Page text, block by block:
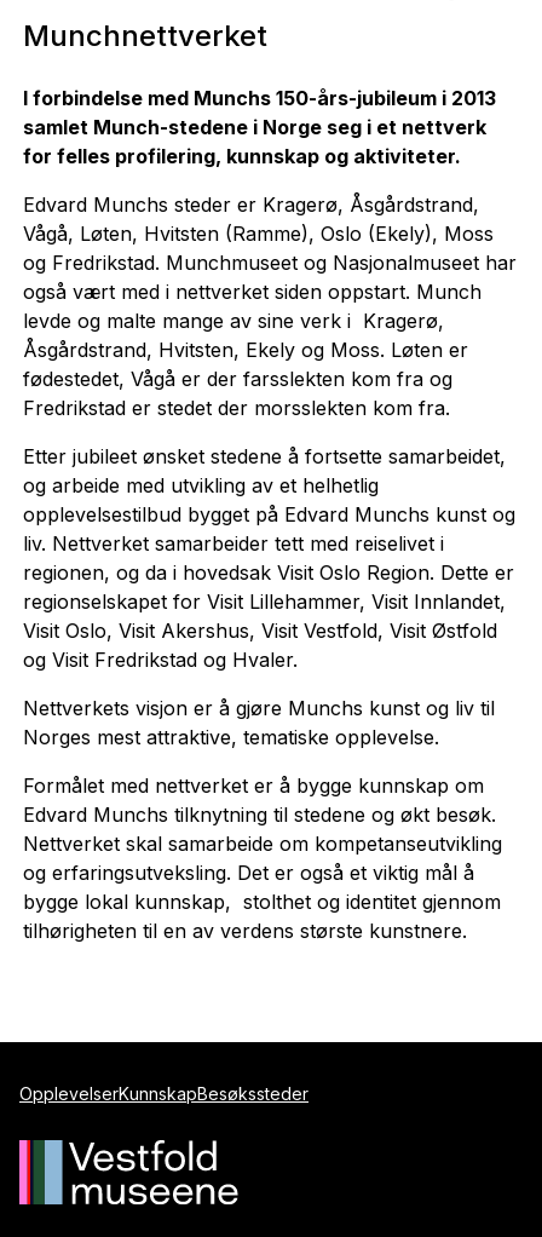
Munchnettverket
I forbindelse med Munchs 150-års-jubileum i 2013
samlet Munch-stedene i Norge seg i et nettverk
for felles profilering, kunnskap og aktiviteter.
Edvard Munchs steder er Kragerø, Åsgårdstrand,
Vågå, Løten, Hvitsten (Ramme), Oslo (Ekely), Moss
og Fredrikstad. Munchmuseet og Nasjonalmuseet har
også vært med i nettverket siden oppstart. Munch
levde og malte mange av sine verk i Kragerø,
Åsgårdstrand, Hvitsten, Ekely og Moss. Løten er
fødestedet, Vågå er der farsslekten kom fra og
Fredrikstad er stedet der morsslekten kom fra.
Etter jubileet ønsket stedene å fortsette samarbeidet,
og arbeide med utvikling av et helhetlig
opplevelsestilbud bygget på Edvard Munchs kunst og
liv. Nettverket samarbeider tett med reiselivet i
regionen, og da i hovedsak Visit Oslo Region. Dette er
regionselskapet for Visit Lillehammer, Visit Innlandet,
Visit Oslo, Visit Akershus, Visit Vestfold, Visit Østfold
og Visit Fredrikstad og Hvaler.
Nettverkets visjon er å gjøre Munchs kunst og liv til
Norges mest attraktive, tematiske opplevelse.
Formålet med nettverket er å bygge kunnskap om
Edvard Munchs tilknytning til stedene og økt besøk.
Nettverket skal samarbeide om kompetanseutvikling
og erfaringsutveksling. Det er også et viktig mål å
bygge lokal kunnskap, stolthet og identitet gjennom
tilhørigheten til en av verdens største kunstnere.
OpplevelserKunnskapBesøkssteder